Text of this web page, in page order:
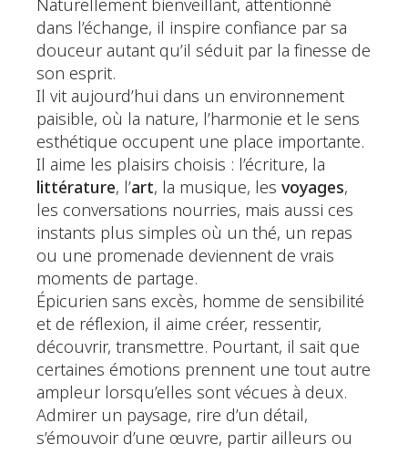
Naturellement bienveillant, attentionné
dans l’échange, il inspire confiance par sa
douceur autant qu’il séduit par la finesse de
son esprit.
Il vit aujourd’hui dans un environnement
paisible, où la nature, l’harmonie et le sens
esthétique occupent une place importante.
Il aime les plaisirs choisis : l’écriture, la
littérature, l’art, la musique, les voyages,
les conversations nourries, mais aussi ces
instants plus simples où un thé, un repas
ou une promenade deviennent de vrais
moments de partage.
Épicurien sans excès, homme de sensibilité
et de réflexion, il aime créer, ressentir,
découvrir, transmettre. Pourtant, il sait que
certaines émotions prennent une tout autre
ampleur lorsqu’elles sont vécues à deux.
Admirer un paysage, rire d’un détail,
s’émouvoir d’une œuvre, partir ailleurs ou